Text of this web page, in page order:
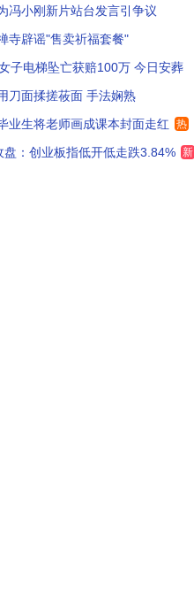
冯小刚新片站台发言引争议
寺辟谣"售卖祈福套餐"
子电梯坠亡获赔100万 今日安葬
刀面揉搓莜面 手法娴熟
业生将老师画成课本封面走红 热
盘：创业板指低开低走跌3.84% 新